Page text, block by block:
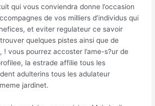
qui vous conviendra donne l’occasion
de vos milliers d’individus qui
et eviter regulateur ce savoir
quelques pistes ainsi que de
! vous pourrez accoster l’ame-s?ur de
la estrade affilie tous les
adulterins tous les adulateur
jardinet.